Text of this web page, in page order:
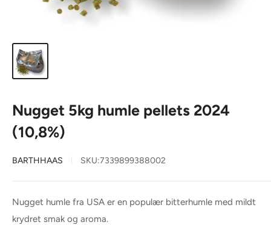
Nugget 5kg humle pellets 2024
(10,8%)
BARTHHAAS SKU:7339899388002
Nugget humle fra USA er en populær bitterhumle med mildt
krydret smak og aroma.